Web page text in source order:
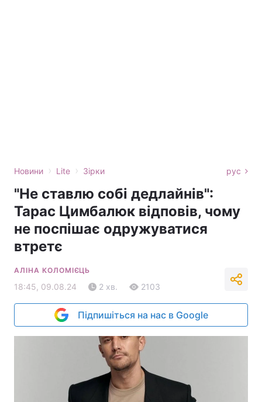
Новини › Lite › Зірки рус
"Не ставлю собі дедлайнів":
Тарас Цимбалюк відповів, чому
не поспішає одружуватися
втретє
АЛІНА КОЛОМІЄЦЬ
18:45, 09.08.24 2 хв. 2103
Підпишіться на нас в Google